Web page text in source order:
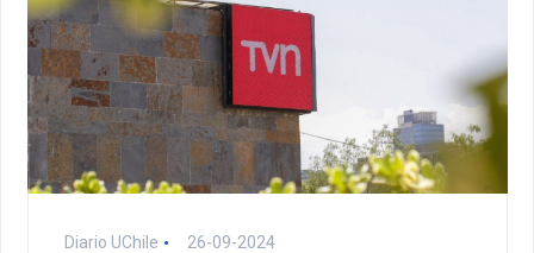
Diario UChile 26-09-2024